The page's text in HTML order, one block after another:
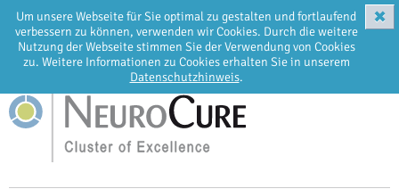
Um unsere Webseite für Sie optimal zu gestalten und fortlaufend
verbessern zu können, verwenden wir Cookies. Durch die weitere
Nutzung der Webseite stimmen Sie der Verwendung von Cookies
zu. Weitere Informationen zu Cookies erhalten Sie in unserem
Datenschutzhinweis.
✖
EN DE